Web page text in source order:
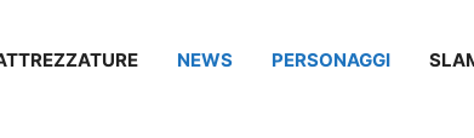
NEWS PERSONAGGI